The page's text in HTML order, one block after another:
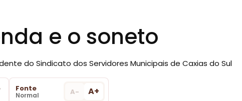
e o soneto
do Sindicato dos Servidores Municipais de Caxias do Sul
Fonte
Normal A- A+